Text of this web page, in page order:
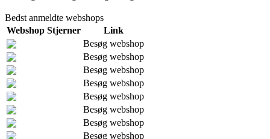
Bedst anmeldte webshops
Webshop Stjerner
Link
Besøg webshop
Besøg webshop
Besøg webshop
Besøg webshop
Besøg webshop
Besøg webshop
Besøg webshop
Besøg webshop